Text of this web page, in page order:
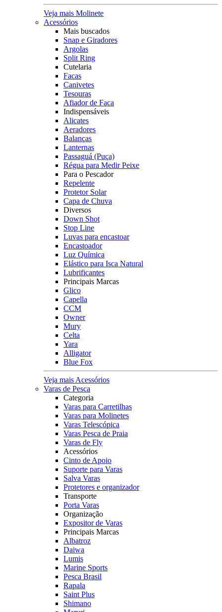
Veja mais Molinete
Acessórios
Mais buscados
Snap e Giradores
Argolas
Split Ring
Cutelaria
Facas
Canivetes
Tesouras
Afiador de Faca
Indispensáveis
Alicates
Aeradores
Balanças
Lanternas
Passaguá (Puça)
Régua para Medir Peixe
Para o Pescador
Repelente
Protetor Solar
Capa de Chuva
Diversos
Down Shot
Stop Line
Luvas para encastoar
Encastoador
Luz Química
Elástico para Isca Natural
Lubrificantes
Principais Marcas
Glico
Capella
CCM
Owner
Mury
Celta
Yara
Alligator
Blue Fox
Veja mais Acessórios
Varas de Pesca
Categoria
Varas para Carretilhas
Varas para Molinetes
Varas Telescópica
Varas Pesca de Praia
Varas de Fly
Acessórios
Cinto de Apoio
Suporte para Varas
Salva Varas
Protetores e organizador
Transporte
Porta Varas
Organização
Expositor de Varas
Principais Marcas
Albatroz
Daiwa
Lumis
Marine Sports
Pesca Brasil
Rapala
Saint Plus
Shimano